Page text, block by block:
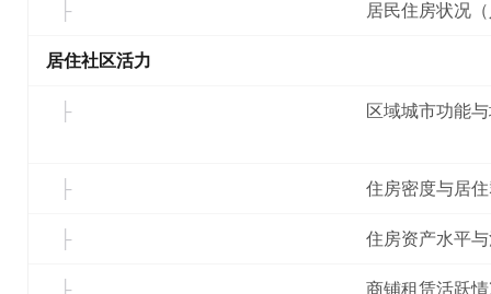
居民住房状况
居住社区活力
区域城市功能
住房密度与居
住房资产水平
商铺租赁活跃